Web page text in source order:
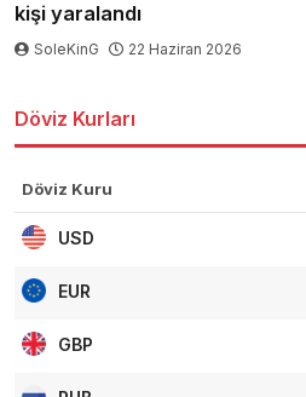
kişi yaralandı
SoleKinG 22 Haziran 2026
Döviz Kurları
Döviz Kuru
USD
EUR
GBP